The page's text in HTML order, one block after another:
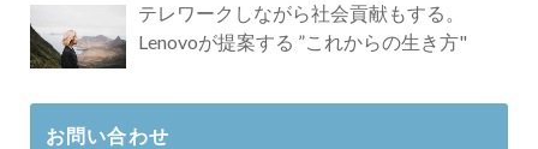
テレワークしながら社会貢献もする。
Lenovoが提案する ”これからの生き方"
お問い合わせ